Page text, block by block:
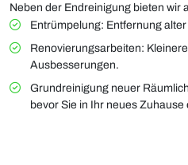
Neben der Endreinigung bieten wir
Entrümpelung: Entfernung
Renovierungsarbeiten:
Ausbesserungen.
Grundreinigung neuer
bevor Sie in Ihr neues Zuhause